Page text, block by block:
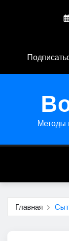
Методы
Главная